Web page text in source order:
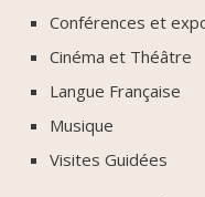
Conférences et
Cinéma et Théâtre
Langue Française
Musique
Visites Guidées